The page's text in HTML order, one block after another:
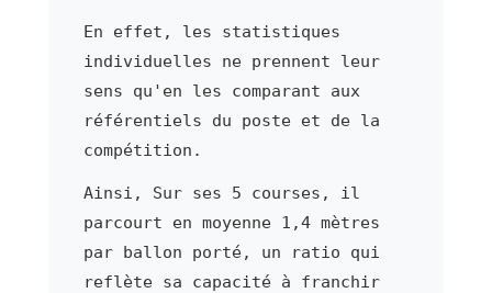
En effet, les statistiques
individuelles ne prennent leur
sens qu'en les comparant aux
référentiels du poste et de la
compétition.
Ainsi, Sur ses 5 courses, il
parcourt en moyenne 1,4 mètres
par ballon porté, un ratio qui
reflète sa capacité à franchir